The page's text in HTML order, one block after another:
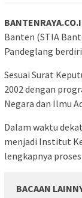
Banten (STIA
Pandeglang
Sesuai Surat
2002 dengan
Negara dan Ilmu
Dalam waktu
menjadi Institut
lengkapnya
BACAAN